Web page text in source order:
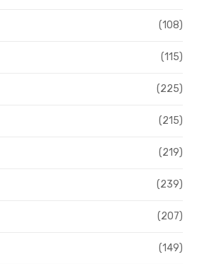
(108)
(115)
(225)
(215)
(219)
(239)
(207)
(149)